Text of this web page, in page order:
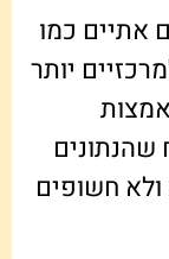
אתיים כמו
יותר
שהנתונים
חשופים